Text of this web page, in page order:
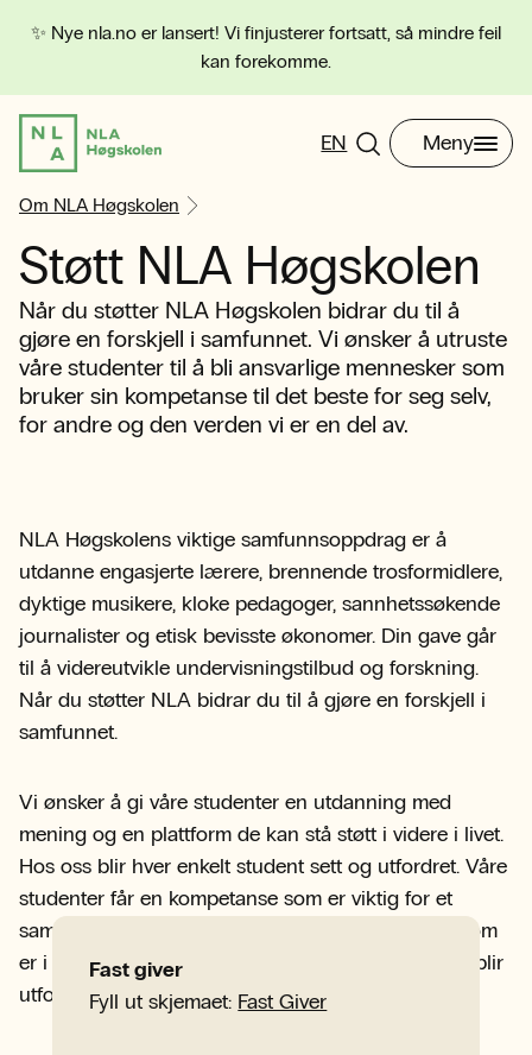
✨ Nye nla.no er lansert! Vi finjusterer fortsatt, så mindre feil
kan forekomme.
EN Meny
Om NLA Høgskolen
Støtt NLA Høgskolen
Når du støtter NLA Høgskolen bidrar du til å
gjøre en forskjell i samfunnet. Vi ønsker å utruste
våre studenter til å bli ansvarlige mennesker som
bruker sin kompetanse til det beste for seg selv,
for andre og den verden vi er en del av.
NLA Høgskolens viktige samfunnsoppdrag er å
utdanne engasjerte lærere, brennende trosformidlere,
dyktige musikere, kloke pedagoger, sannhetssøkende
journalister og etisk bevisste økonomer. Din gave går
til å videreutvikle undervisningstilbud og forskning.
Når du støtter NLA bidrar du til å gjøre en forskjell i
samfunnet.
Vi ønsker å gi våre studenter en utdanning med
mening og en plattform de kan stå støtt i videre i livet.
Hos oss blir hver enkelt student sett og utfordret. Våre
studenter får en kompetanse som er viktig for et
sammensatt og krevende arbeidsliv. Et arbeidsliv som
er i stadig endring, og hvor verdier og standpunkt blir
utfordret hver eneste dag.
Fast giver
Fyll ut skjemaet: Fast Giver